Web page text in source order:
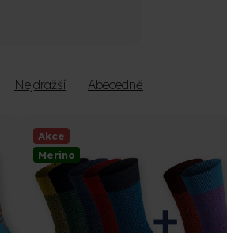
Nejdražší Abecedně
Akce
Merino